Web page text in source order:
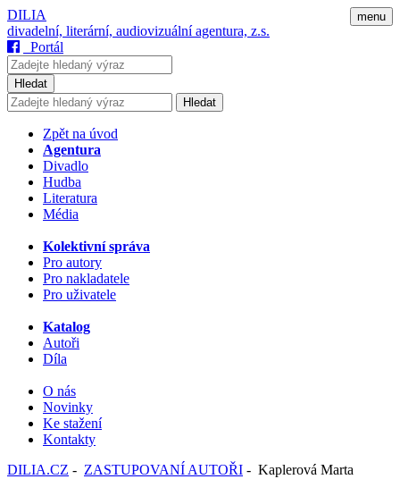
menu
DILIA
divadelní, literární, audiovizuální agentura, z.s.
Portál
Hledat
Hledat
Zpět na úvod
Agentura
Divadlo
Hudba
Literatura
Média
Kolektivní správa
Pro autory
Pro nakladatele
Pro uživatele
Katalog
Autoři
Díla
O nás
Novinky
Ke stažení
Kontakty
DILIA.CZ - ZASTUPOVANÍ AUTOŘI - Kaplerová Marta